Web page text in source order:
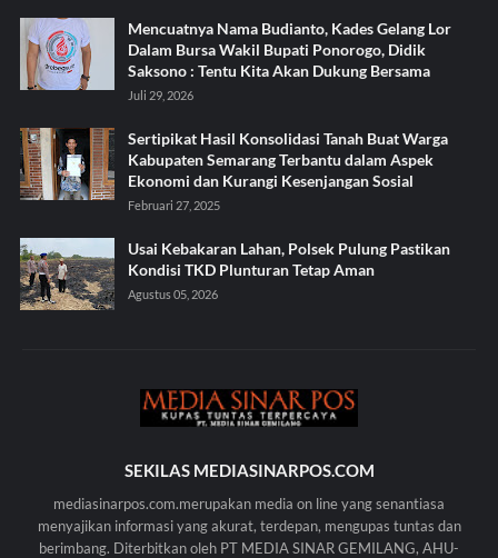
Mencuatnya Nama Budianto, Kades Gelang Lor
Dalam Bursa Wakil Bupati Ponorogo, Didik
Saksono : Tentu Kita Akan Dukung Bersama
Juli 29, 2026
Sertipikat Hasil Konsolidasi Tanah Buat Warga
Kabupaten Semarang Terbantu dalam Aspek
Ekonomi dan Kurangi Kesenjangan Sosial
Februari 27, 2025
Usai Kebakaran Lahan, Polsek Pulung Pastikan
Kondisi TKD Plunturan Tetap Aman
Agustus 05, 2026
SEKILAS MEDIASINARPOS.COM
mediasinarpos.com.merupakan media on line yang senantiasa
menyajikan informasi yang akurat, terdepan, mengupas tuntas dan
berimbang. Diterbitkan oleh PT MEDIA SINAR GEMILANG, AHU-